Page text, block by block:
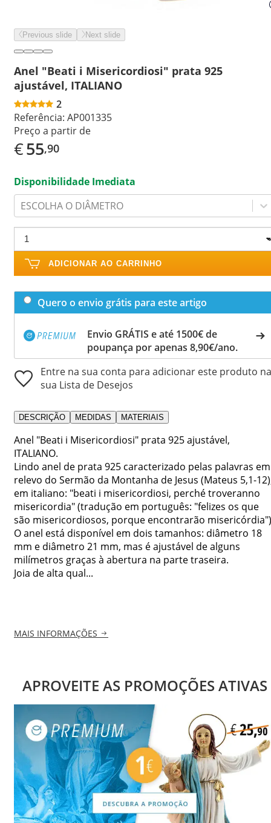
Previous slide Next slide
Anel "Beati i Misericordiosi" prata 925
ajustável, ITALIANO
2
Referência: AP001335
Preço a partir de
€55,90
Disponibilidade Imediata
ESCOLHA O DIÂMETRO
ADICIONAR AO CARRINHO
Quero o envio grátis para este artigo
Envio GRÁTIS e até 1500€ de
poupança por apenas 8,90€/ano.
Entre na sua conta para adicionar este produto na
sua Lista de Desejos
DESCRIÇÃO MEDIDAS MATERIAIS
Anel "Beati i Misericordiosi" prata 925 ajustável,
ITALIANO.
Lindo anel de prata 925 caracterizado pelas palavras em
relevo do Sermão da Montanha de Jesus (Mateus 5,1-
em italiano: "beati i misericordiosi, perché troveranno
misericordia" (tradução em português: "felizes os que
são misericordiosos, porque encontrarão
O anel está disponível em dois tamanhos: diâmetro 18
mm e diâmetro 21 mm, mas é ajustável de alguns
milímetros graças à abertura na parte traseira.
Joia de alta qual...
MAIS INFORMAÇÕES
APROVEITE AS PROMOÇÕES ATIVAS